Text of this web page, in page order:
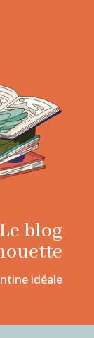
blog
idéale